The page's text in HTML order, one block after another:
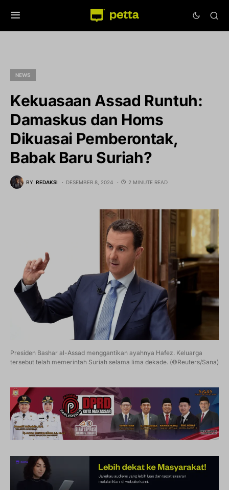
NEWS
Kekuasaan Assad Runtuh:
Damaskus dan Homs
Dikuasai Pemberontak,
Babak Baru Suriah?
BY REDAKSI DESEMBER 8, 2024 2 MINUTE READ
Presiden Bashar al-Assad menggantikan ayahnya Hafez. Keluarga
tersebut telah memerintah Suriah selama lima dekade. (©Reuters/Sana)